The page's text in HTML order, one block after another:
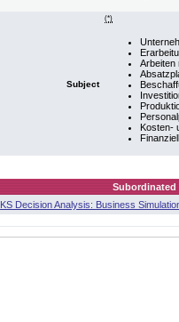
Subject
(*)
Arbeiten
Kosten-
Subordinated
KS Decision Analysis: Business